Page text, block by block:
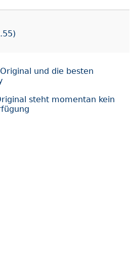
und die besten
steht momentan kein